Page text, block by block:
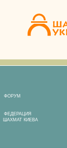
ФОРУМ
ФЕДЕРАЦИЯ
ШАХМАТ КИЕВА